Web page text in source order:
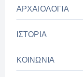
ΑΡΧΑΙΟΛΟΓΙΑ
ΙΣΤΟΡΙΑ
ΚΟΙΝΩΝΙΑ